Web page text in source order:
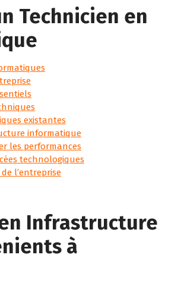
Technicien en
existantes
informatique
les performances
technologiques
l’entreprise
Infrastructure
à